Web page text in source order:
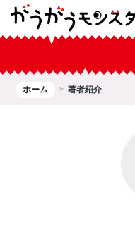
ホーム 著者紹介